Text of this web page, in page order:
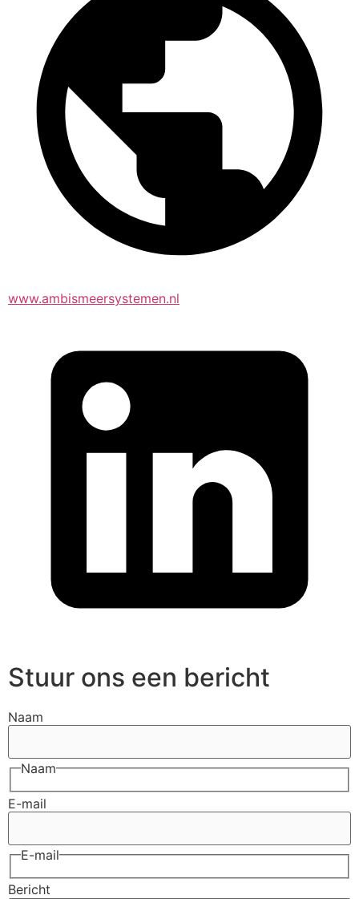
www.ambismeersystemen.nl
Stuur ons een bericht
Naam
Naam
E-mail
E-mail
Bericht